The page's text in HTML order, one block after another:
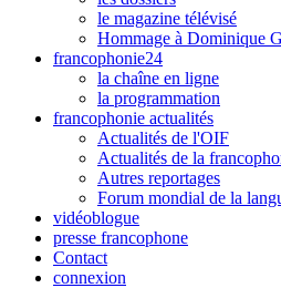
le magazine télévisé
Hommage à Dominique
francophonie24
la chaîne en ligne
la programmation
francophonie actualités
Actualités de l'OIF
Actualités de la
Autres reportages
Forum mondial de la
vidéoblogue
presse francophone
Contact
connexion